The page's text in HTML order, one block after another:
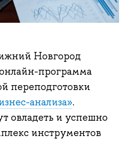
Новгород
программа
переподготовки
анализа».
овладеть и успешно
инструментов